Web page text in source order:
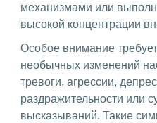
механизмами или
высокой концентрации
Особое внимание
необычных изменений
тревоги, агрессии,
раздражительности или
высказываний. Такие